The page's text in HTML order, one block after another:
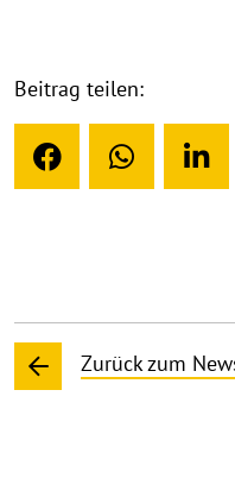
Beitrag teilen:
Zurück zum